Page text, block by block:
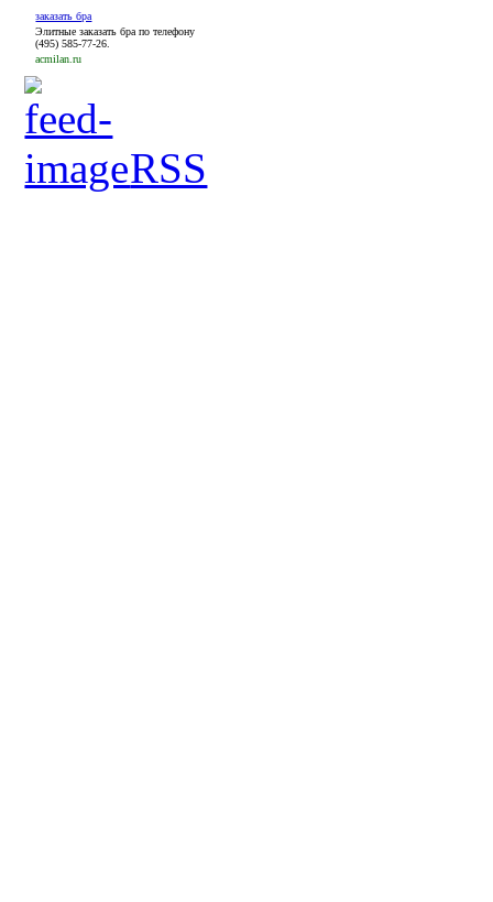
заказать бра
Элитные заказать бра по телефону
(495) 585-77-26.
acmilan.ru
RSS